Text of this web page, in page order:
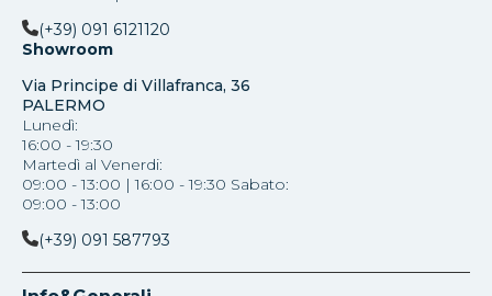
(+39) 091 6121120
Showroom
Via Principe di Villafranca, 36
PALERMO
Lunedì:
16:00 - 19:30
Martedì al Venerdi:
09:00 - 13:00 | 16:00 - 19:30 Sabato:
09:00 - 13:00
(+39) 091 587793